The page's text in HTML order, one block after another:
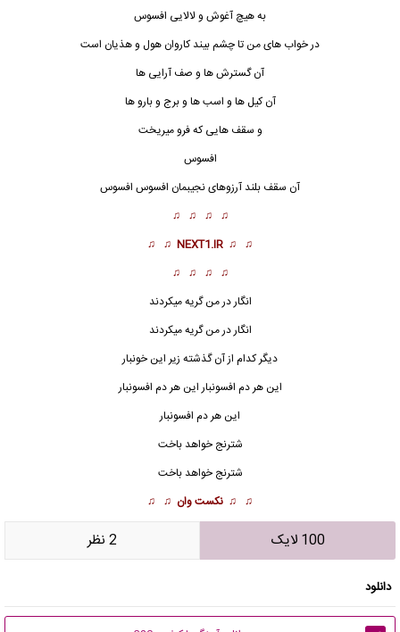
به هیچ آغوش و لالایی افسوس
در خواب های من تا چشم بیند کاروان هول و هذیان است
آن گسترش ها و صف آرایی ها
آن کیل ها و اسب ها و برج و بارو ها
و سقف هایی که فرو میریخت
افسوس
آن سقف بلند آرزوهای نجیبمان افسوس افسوس
♫ ♫ ♫ ♫
♫ ♫
NEXT1.IR
♫ ♫
♫ ♫ ♫ ♫
انگار در من گریه میکردند
انگار در من گریه میکردند
دیگر کدام از آن گذشته زیر این خونبار
این هر دم افسونبار این هر دم افسونبار
این هر دم افسونبار
شترنج خواهد باخت
شترنج خواهد باخت
♫ ♫ نکست وان ♫ ♫
100 لایک 2 نظر
دانلود